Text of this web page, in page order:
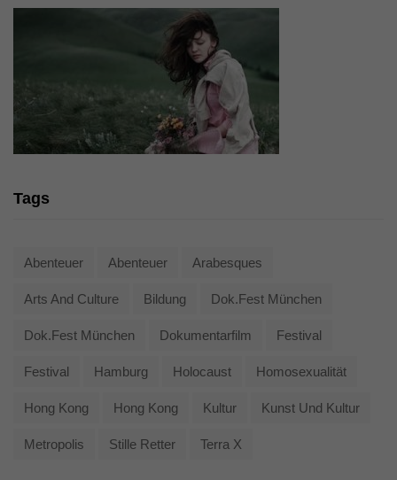
Tags
Abenteuer Abenteuer Arabesques
Arts And Culture Bildung Dok.fest München
Dok.fest München Dokumentarfilm Festival
Festival Hamburg Holocaust Homosexualität
Hong Kong Hong Kong Kultur Kunst Und Kultur
Metropolis Stille Retter Terra X